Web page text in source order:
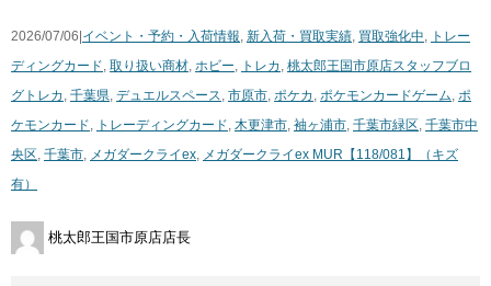
2026/07/06| イベント・予約・入荷情報, 新入荷・買取実績, 買取強化中, トレー
ディングカード, 取り扱い商材, ホビー, トレカ , 桃太郎王国市原店スタッフブロ
グ トレカ , 千葉県, デュエルスペース, 市原市, ポケカ , ポケモンカードゲーム, ポ
ケモンカード, トレーディングカード, 木更津市, 袖ヶ浦市, 千葉市緑区, 千葉市中
央区, 千葉市, メガダークライex, メガダークライex MUR【118/081】（キズ
有）
桃太郎王国市原店店長